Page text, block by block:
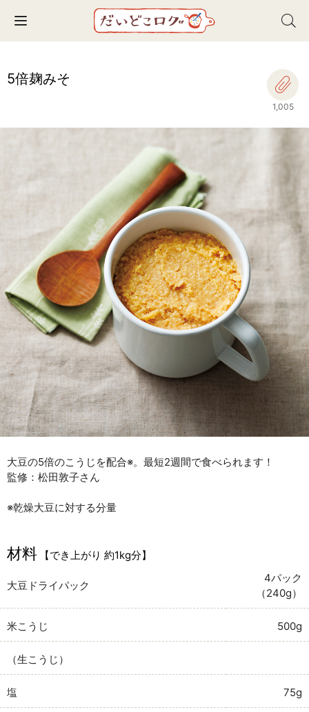
Toggle navigation
5倍麹みそ
1,005
大豆の5倍のこうじを配合※。最短2週間で食べられます！
監修：松田敦子さん
※乾燥大豆に対する分量
材料 【でき上がり 約1kg分】
大豆ドライパック
4パック
（240g）
米こうじ 500g
（生こうじ）
塩 75g